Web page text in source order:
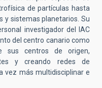
de partículas hasta
y sistemas planetarios. Su
investigador del IAC
del centro canario como
sus centros de origen,
y creando redes de
vez más multidisciplinar e